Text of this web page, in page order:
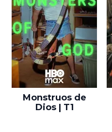
Monstruos de
Dios | T1